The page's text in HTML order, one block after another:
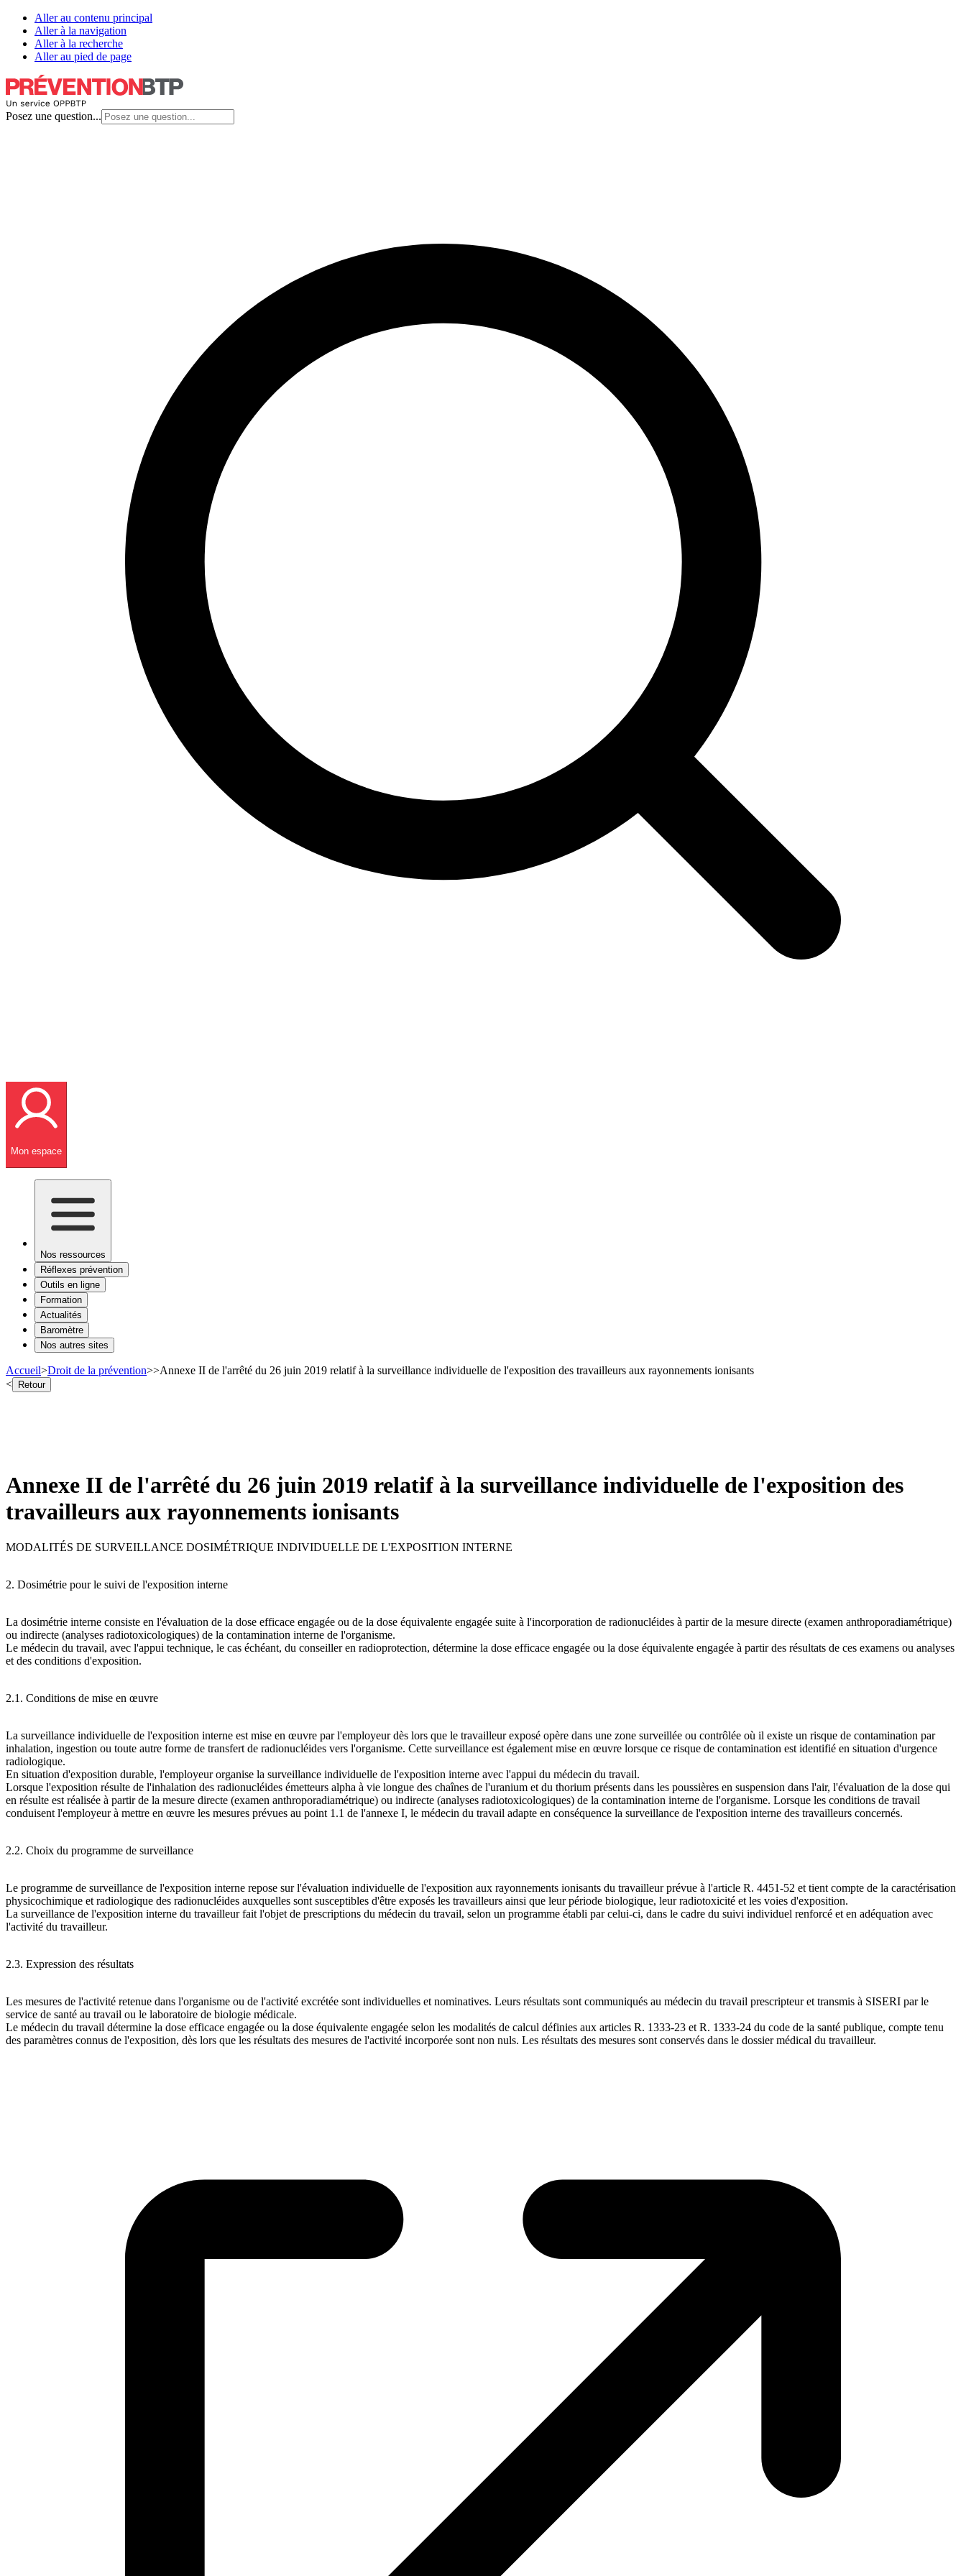
Aller au contenu principal
Aller à la navigation
Aller à la recherche
Aller au pied de page
Posez une question...
Mon espace
Nos ressources
Réflexes prévention
Outils en ligne
Formation
Actualités
Baromètre
Nos autres sites
Accueil>Droit de la prévention>>Annexe II de l'arrêté du 26 juin 2019 relatif à la surveillance individuelle de l'exposition des travailleurs aux rayonnements ionisants
< Retour
Annexe II de l'arrêté du 26 juin 2019 relatif à la surveillance individuelle de l'exposition des
travailleurs aux rayonnements ionisants
MODALITÉS DE SURVEILLANCE DOSIMÉTRIQUE INDIVIDUELLE DE L'EXPOSITION INTERNE
2. Dosimétrie pour le suivi de l'exposition interne
La dosimétrie interne consiste en l'évaluation de la dose efficace engagée ou de la dose équivalente engagée suite à l'incorporation de radionucléides à partir de la mesure directe (examen anthroporadiamétrique)
ou indirecte (analyses radiotoxicologiques) de la contamination interne de l'organisme.
Le médecin du travail, avec l'appui technique, le cas échéant, du conseiller en radioprotection, détermine la dose efficace engagée ou la dose équivalente engagée à partir des résultats de ces examens ou analyses
et des conditions d'exposition.
2.1. Conditions de mise en œuvre
La surveillance individuelle de l'exposition interne est mise en œuvre par l'employeur dès lors que le travailleur exposé opère dans une zone surveillée ou contrôlée où il existe un risque de contamination par
inhalation, ingestion ou toute autre forme de transfert de radionucléides vers l'organisme. Cette surveillance est également mise en œuvre lorsque ce risque de contamination est identifié en situation d'urgence
radiologique.
En situation d'exposition durable, l'employeur organise la surveillance individuelle de l'exposition interne avec l'appui du médecin du travail.
Lorsque l'exposition résulte de l'inhalation des radionucléides émetteurs alpha à vie longue des chaînes de l'uranium et du thorium présents dans les poussières en suspension dans l'air, l'évaluation de la dose qui
en résulte est réalisée à partir de la mesure directe (examen anthroporadiamétrique) ou indirecte (analyses radiotoxicologiques) de la contamination interne de l'organisme. Lorsque les conditions de travail
conduisent l'employeur à mettre en œuvre les mesures prévues au point 1.1 de l'annexe I, le médecin du travail adapte en conséquence la surveillance de l'exposition interne des travailleurs concernés.
2.2. Choix du programme de surveillance
Le programme de surveillance de l'exposition interne repose sur l'évaluation individuelle de l'exposition aux rayonnements ionisants du travailleur prévue à l'article R. 4451-52 et tient compte de la caractérisation
physicochimique et radiologique des radionucléides auxquelles sont susceptibles d'être exposés les travailleurs ainsi que leur période biologique, leur radiotoxicité et les voies d'exposition.
La surveillance de l'exposition interne du travailleur fait l'objet de prescriptions du médecin du travail, selon un programme établi par celui-ci, dans le cadre du suivi individuel renforcé et en adéquation avec
l'activité du travailleur.
2.3. Expression des résultats
Les mesures de l'activité retenue dans l'organisme ou de l'activité excrétée sont individuelles et nominatives. Leurs résultats sont communiqués au médecin du travail prescripteur et transmis à SISERI par le
service de santé au travail ou le laboratoire de biologie médicale.
Le médecin du travail détermine la dose efficace engagée ou la dose équivalente engagée selon les modalités de calcul définies aux articles R. 1333-23 et R. 1333-24 du code de la santé publique, compte tenu
des paramètres connus de l'exposition, dès lors que les résultats des mesures de l'activité incorporée sont non nuls. Les résultats des mesures sont conservés dans le dossier médical du travailleur.